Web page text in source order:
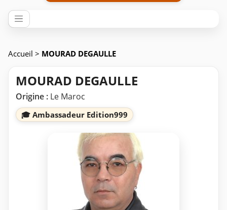
Accueil > MOURAD DEGAULLE
MOURAD DEGAULLE
Origine : Le Maroc
🎓 Ambassadeur Edition999